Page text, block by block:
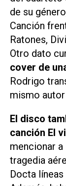
de su
Canción
Ratones,
Otro dato
cover de
Rodrigo
mismo
El disco
canción El
mencionar
tragedia
Docta líneas